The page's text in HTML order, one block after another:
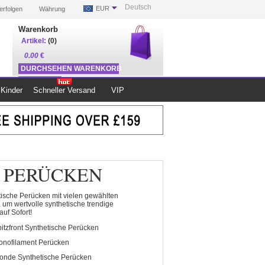
Deutsch
Währung EUR
Warenkorb
Artikel: (0)
0.00 €
DURCHSEHEN WARENKORB
ZUR KASSE
Schneller Versand VIP
Perücken mit vielen gewählten
wertvolle synthetische trendige
Sofort!
Synthetische Perücken
Perücken
Synthetische Perücken